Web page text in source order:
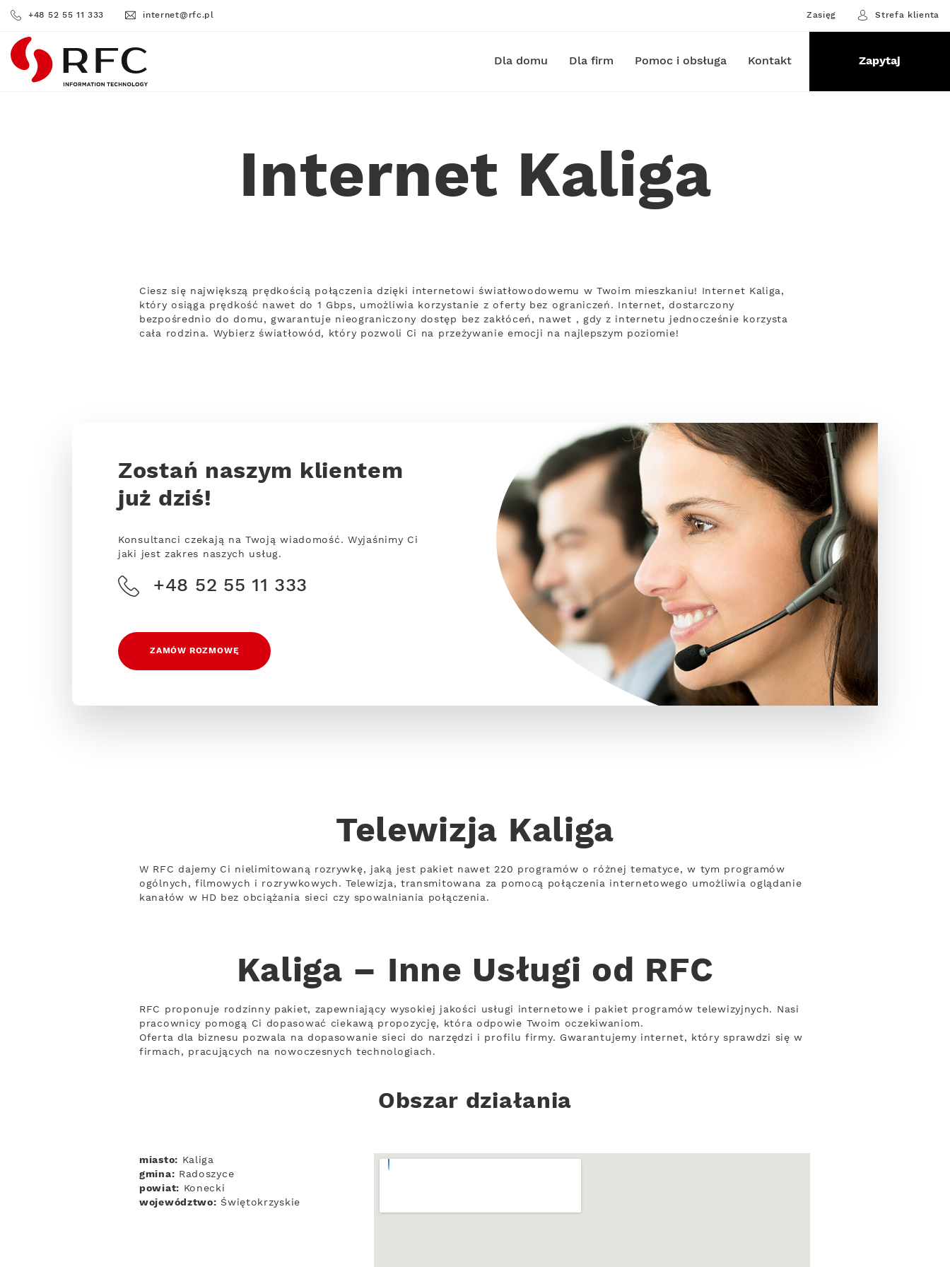
+48 52 55 11 333 internet@rfc.pl Zasięg Strefa klienta
RFC Dla domu Dla firm Pomoc i obsługa Kontakt Zapytaj
Internet Kaliga
Ciesz się największą prędkością połączenia dzięki internetowi światłowodowemu w Twoim mieszkaniu! Internet Kaliga,
który osiąga prędkość nawet do 1 Gbps, umożliwia korzystanie z oferty bez ograniczeń. Internet, dostarczony
bezpośrednio do domu, gwarantuje nieograniczony dostęp bez zakłóceń, nawet , gdy z internetu jednocześnie korzysta
cała rodzina. Wybierz światłowód, który pozwoli Ci na przeżywanie emocji na najlepszym poziomie!
Zostań naszym klientem
już dziś!
Konsultanci czekają na Twoją wiadomość. Wyjaśnimy Ci
jaki jest zakres naszych usług.
+48 52 55 11 333
ZAMÓW ROZMOWĘ
Telewizja Kaliga
W RFC dajemy Ci nielimitowaną rozrywkę, jaką jest pakiet nawet 220 programów o różnej tematyce, w tym programów
ogólnych, filmowych i rozrywkowych. Telewizja, transmitowana za pomocą połączenia internetowego umożliwia oglądanie
kanałów w HD bez obciążania sieci czy spowalniania połączenia.
Kaliga – Inne Usługi od RFC
RFC proponuje rodzinny pakiet, zapewniający wysokiej jakości usługi internetowe i pakiet programów telewizyjnych. Nasi
pracownicy pomogą Ci dopasować ciekawą propozycję, która odpowie Twoim oczekiwaniom.
Oferta dla biznesu pozwala na dopasowanie sieci do narzędzi i profilu firmy. Gwarantujemy internet, który sprawdzi się w
firmach, pracujących na nowoczesnych technologiach.
Obszar działania
miasto: Kaliga
gmina: Radoszyce
powiat: Konecki
województwo: Świętokrzyskie